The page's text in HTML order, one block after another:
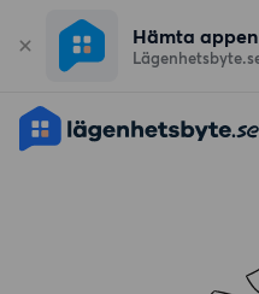
Hämta appen